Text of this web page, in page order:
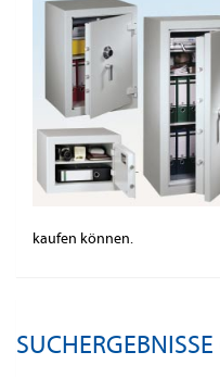
kaufen können.
SUCHERGEBNISSE